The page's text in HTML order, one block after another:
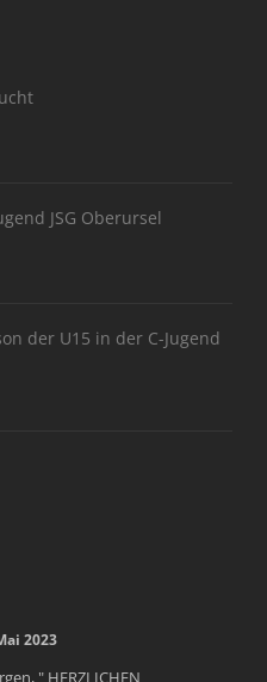
JSG Oberursel
der U15 in der C-Jugend
2023
" HERZLICHEN